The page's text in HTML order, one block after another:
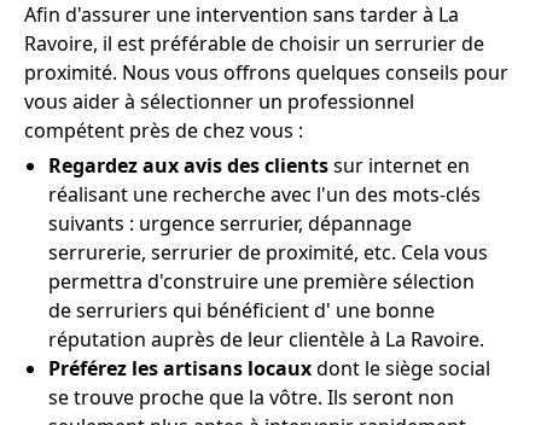
Afin d'assurer une intervention sans tarder à La
Ravoire, il est préférable de choisir un serrurier de
proximité. Nous vous offrons quelques conseils pour
vous aider à sélectionner un professionnel
compétent près de chez vous :
Regardez aux avis des clientssur internet en
réalisant une recherche avec l'un des mots-clés
suivants : urgence serrurier, dépannage
serrurerie, serrurier de proximité, etc. Cela vous
permettra d'construire une première sélection
de serruriers qui bénéficient d' une bonne
réputation auprès de leur clientèle à La Ravoire.
Préférez les artisans locauxdont le siège social
se trouve proche que la vôtre. Ils seront non